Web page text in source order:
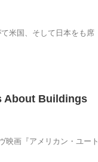
米国、そして日本をも席
About Buildings
画『アメリカン・ユート